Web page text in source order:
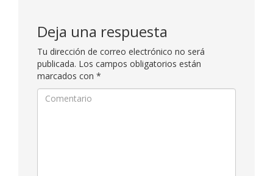
Deja una respuesta
Tu dirección de correo electrónico no será
publicada. Los campos obligatorios están
marcados con *